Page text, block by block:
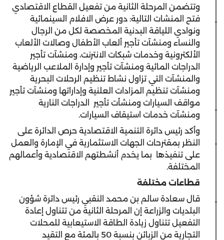
وتتضمن المرحلة الثانية من تفعيل القطاع الاقتصادي
فتح المنشات التالية: دور عرض الافلام السينمائية
ونوادي اللياقة البدنية المخصصة لكل من الرجال
والنساء ومنشآت تأجير ألعاب الأطفال وصالات الألعاب
الألكترونية وخدمات شبكات الانترنت، ومنشآت تأجير
الدراجات المائية ومنشآت تأجير وإدارة الملاعب الرياضية
والمنشآت التي تزاول نشاط تنظيم الرحلات البحرية
ومنشآت تنظيم المزادات العلنية وإداراتها ومنشآت تأجير
مواقف السيارات ومنشأت تأجير الدراجات النارية
ومنشآت خدمات استيقاف السيارات.
وأكد رئيس دائرة التنمية الاقتصادية حرص الدائرة على
النظر بمقترحات الجهات الاستثمارية في الإمارة والعمل
على تنفيذها بما يخدم أنشطتهم الاقتصادية وأعمالهم
المختلفة.
قطاعات مختلفة
قال سعادة سالم بن محمد النقبي رئيس دائرة شؤون
البلديات والزراعة إن المرحلة الثانية من تتناول إعادة
التفعيل تتناول زيادة الطاقة الاستيعابية للمحلات
التجارية من الزبائن بنسبة 50 بالمئة مع التقيد